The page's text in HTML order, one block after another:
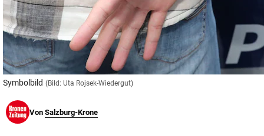
Symbolbild (Bild: Uta Rojsek-Wiedergut)
Von Salzburg-Krone